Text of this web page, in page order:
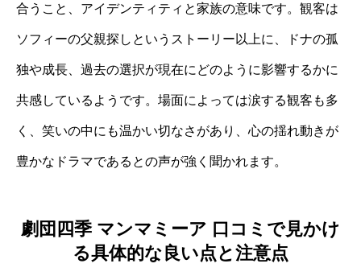
合うこと、アイデンティティと家族の意味です。観客は
ソフィーの父親探しというストーリー以上に、ドナの孤
独や成長、過去の選択が現在にどのように影響するかに
共感しているようです。場面によっては涙する観客も多
く、笑いの中にも温かい切なさがあり、心の揺れ動きが
豊かなドラマであるとの声が強く聞かれます。
劇団四季 マンマミーア 口コミで見かけ
る具体的な良い点と注意点